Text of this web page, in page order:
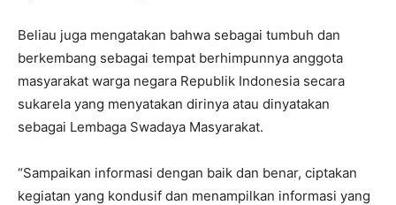
Beliau juga mengatakan bahwa sebagai tumbuh dan
berkembang sebagai tempat berhimpunnya anggota
masyarakat warga negara Republik Indonesia secara
sukarela yang menyatakan dirinya atau dinyatakan
sebagai Lembaga Swadaya Masyarakat.
“Sampaikan informasi dengan baik dan benar, ciptakan
kegiatan yang kondusif dan menampilkan informasi yang